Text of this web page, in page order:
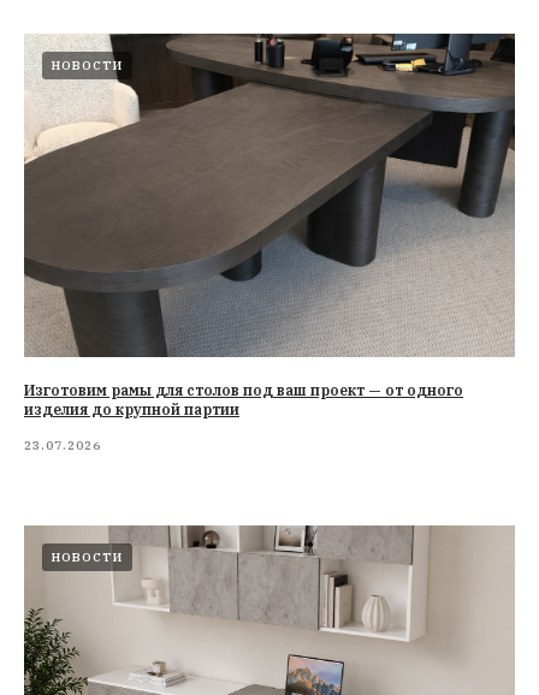
НОВОСТИ
Изготовим рамы для столов под ваш проект — от одного
изделия до крупной партии
23.07.2026
НОВОСТИ